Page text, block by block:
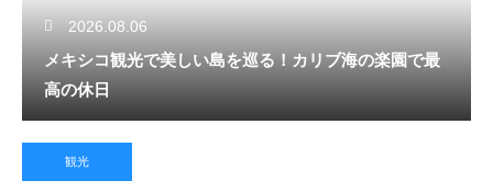
2026.08.06
メキシコ観光で美しい島を巡る！カリブ海の楽園で最
高の休日
観光